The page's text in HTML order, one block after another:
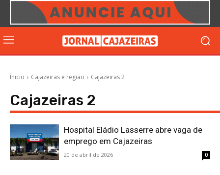
Ínicio Cajazeiras e região Cajazeiras 2
Cajazeiras 2
Hospital Eládio Lasserre abre vaga de
emprego em Cajazeiras
20 de abril de 2026 0